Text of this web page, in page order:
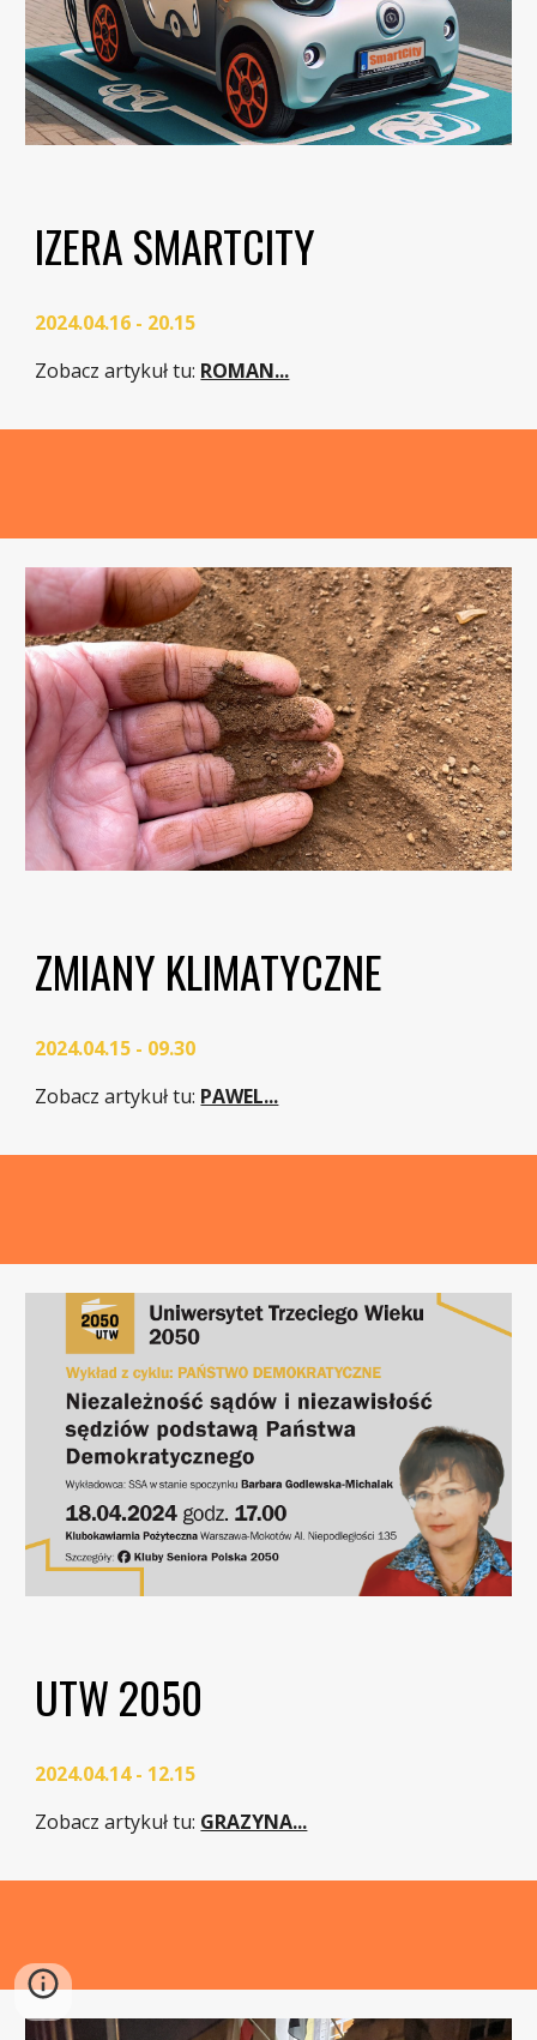
IZERA SMARTCITY
2024.04.16 - 20.15
Zobacz artykuł tu: ROMAN...
ZMIANY KLIMATYCZNE
2024.04.15 - 09.30
Zobacz artykuł tu: PAWEL...
UTW 2050
2024.04.14 - 12.15
Zobacz artykuł tu: GRAZYNA...